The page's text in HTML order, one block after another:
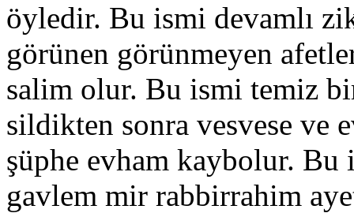
öyledir. Bu ismi devamlı
görünen görünmeyen
salim olur. Bu ismi temiz
sildikten sonra vesvese ve
şüphe evham kaybolur. Bu
gavlem mir rabbirrahim